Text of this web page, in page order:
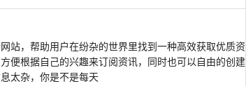
站，帮助用户在纷杂的世界里找到一种高效获取优质资
便根据自己的兴趣来订阅资讯，同时也可以自由的创建
太杂，你是不是每天